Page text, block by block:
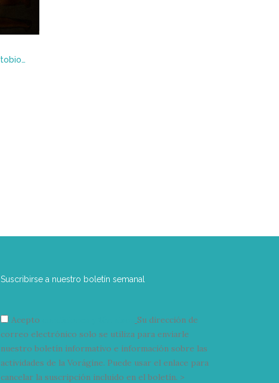
Rusia en las tinieblas : Autobiografía de una nihilista
Suscribirse a nuestro boletín semanal
Acepto
Su dirección de
correo electrónico solo se utiliza para enviarle
nuestro boletín informativo e información sobre las
actividades de la Vorágine. Puede usar el enlace para
cancelar la suscripción incluido en el boletín. >